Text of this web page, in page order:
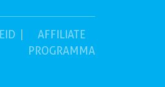
AFFILIATE
PROGRAMMA